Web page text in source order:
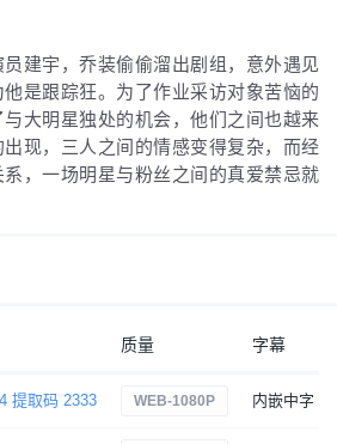
建宇，乔装偷偷溜出剧组，意外遇见
是跟踪狂。为了作业采访对象苦恼的
大明星独处的机会，他们之间也越来
现，三人之间的情感变得复杂，而经
，一场明星与粉丝之间的真爱禁忌就
质量 字幕
提取码 2333 WEB-1080P 内嵌中字